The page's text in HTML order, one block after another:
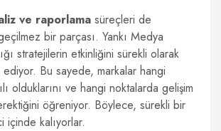
ve raporlama süreçleri de
bir parçası. Yankı Medya
stratejilerin etkinliğini sürekli olarak
Bu sayede, markalar hangi
olduklarını ve hangi noktalarda gelişim
öğreniyor. Böylece, sürekli bir
içinde kalıyorlar.